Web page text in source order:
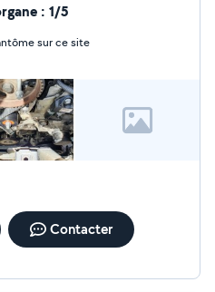
: 1/5
sur ce site
Contacter